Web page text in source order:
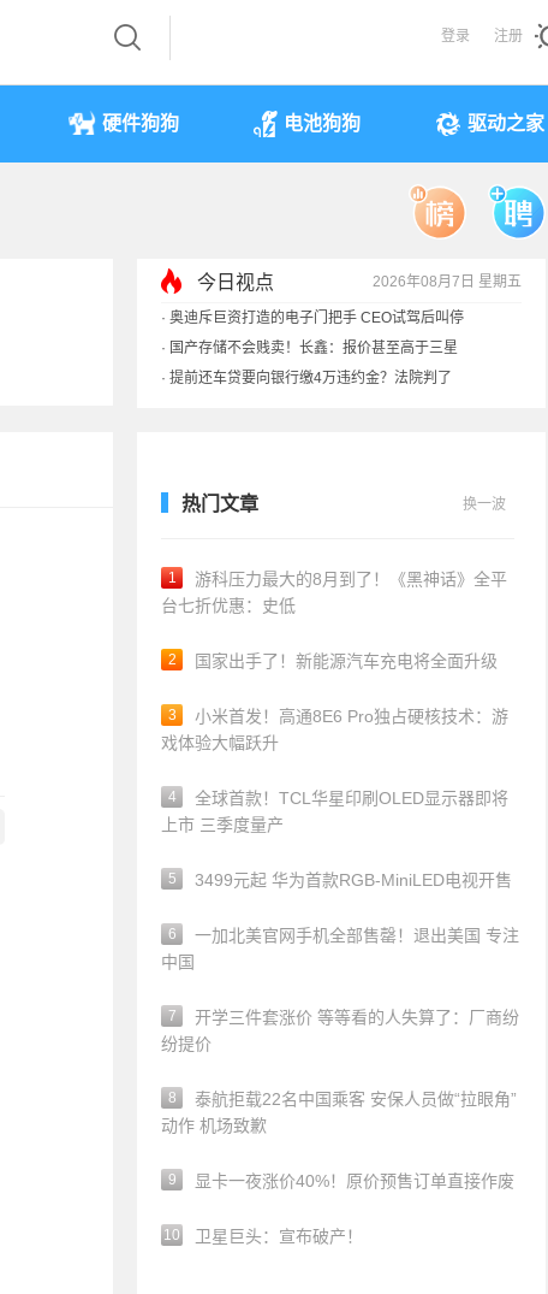
登录 注册
硬件狗狗 电池狗狗 驱动之家
今日视点 2026年08月7日 星期五
· 奥迪斥巨资打造的电子门把手 CEO试驾后叫停
· 国产存储不会贱卖！长鑫：报价甚至高于三星
· 提前还车贷要向银行缴4万违约金？法院判了
热门文章 换一波
1
游科压力最大的8月到了！《黑神话》全平
台七折优惠：史低
2 国家出手了！新能源汽车充电将全面升级
3
小米首发！高通8E6 Pro独占硬核技术：游
戏体验大幅跃升
4
全球首款！TCL华星印刷OLED显示器即将
上市 三季度量产
5 3499元起 华为首款RGB-MiniLED电视开售
6
一加北美官网手机全部售罄！退出美国 专注
中国
7
开学三件套涨价 等等看的人失算了：厂商纷
纷提价
8
泰航拒载22名中国乘客 安保人员做“拉眼角”
动作 机场致歉
9 显卡一夜涨价40%！原价预售订单直接作废
10 卫星巨头：宣布破产！